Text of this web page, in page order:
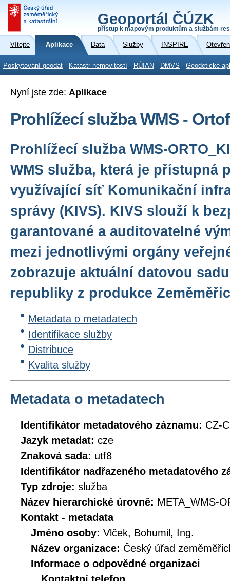
Geoportál ČÚZK
přístup k mapovým produktům a službám
Vítejte Aplikace Data Služby INSPIRE
Poskytování geodat Katastr nemovitostí RÚIAN DMVS Geodetické
Nyní jste zde: Aplikace
Prohlížecí služba WMS -
Prohlížecí služba WMS-
WMS služba, která je přístupná
využívající síť Komunikační
správy (KIVS). KIVS slouží k
garantované a auditovatelné
mezi jednotlivými orgány
zobrazuje aktuální datovou
republiky z produkce
Metadata o metadatech
Identifikace služby
Distribuce
Kvalita služby
Metadata o metadatech
Identifikátor metadatového záznamu: CZ-
Jazyk metadat: cze
Znaková sada: utf8
Identifikátor nadřazeného metadatového
Typ zdroje: služba
Název hierarchické úrovně: META_WMS-
Kontakt - metadata
Jméno osoby: Vlček, Bohumil, Ing.
Název organizace: Český úřad
Informace o odpovědné organizaci